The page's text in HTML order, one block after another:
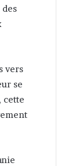
vers
se
cette